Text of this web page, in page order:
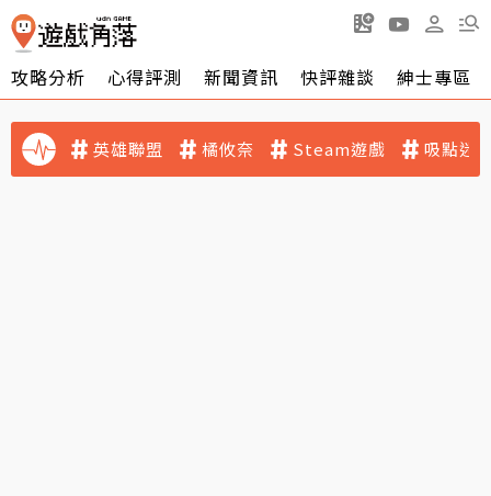
攻略分析 心得評測 新聞資訊 快評雜談 紳士專區
英雄聯盟 橘攸奈 Steam遊戲 吸點迷